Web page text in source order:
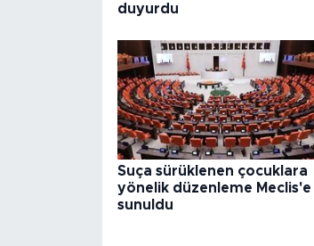
duyurdu
Suça sürüklenen çocuklara
yönelik düzenleme Meclis'e
sunuldu